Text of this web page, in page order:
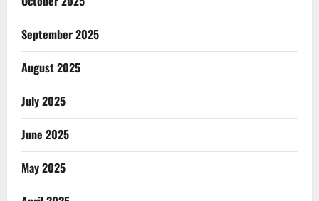
September 2025
August 2025
July 2025
June 2025
May 2025